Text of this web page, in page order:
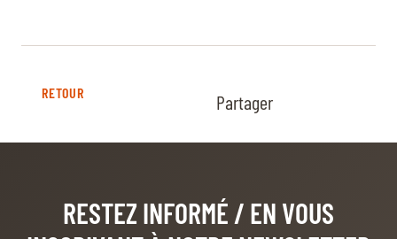
RETOUR Partager
RESTEZ INFORMÉ / EN VOUS